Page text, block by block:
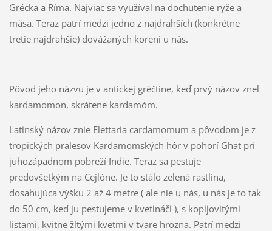
Grécka a Ríma. Najviac sa využíval na dochutenie ryže a
mäsa. Teraz patrí medzi jedno z najdrahších (konkrétne
tretie najdrahšie) dovážaných korení u nás.
Pôvod jeho názvu je v antickej gréčtine, keď prvý názov znel
kardamomon, skrátene kardamóm.
Latinský názov znie Elettaria cardamomum a pôvodom je z
tropických pralesov Kardamomských hôr v pohorí Ghat pri
juhozápadnom pobreží Indie. Teraz sa pestuje
predovšetkým na Cejlóne. Je to stálo zelená rastlina,
dosahujúca výšku 2 až 4 metre ( ale nie u nás, u nás je to tak
do 50 cm, keď ju pestujeme v kvetináči ), s kopijovitými
listami, kvitne žltými kvetmi v tvare hrozna. Patrí medzi